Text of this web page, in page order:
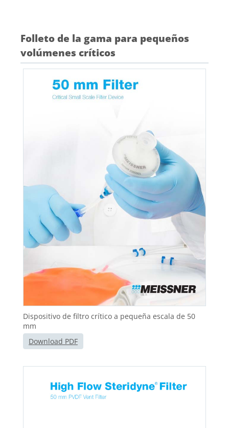
Folleto de la gama para pequeños
volúmenes críticos
Dispositivo de filtro crítico a pequeña escala de 50
mm
Download PDF